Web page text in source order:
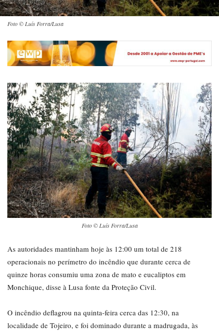
Foto © Luís Forra/Lusa
Foto © Luís Forra/Lusa
As autoridades mantinham hoje às 12:00 um total de 218
operacionais no perímetro do incêndio que durante cerca de
quinze horas consumiu uma zona de mato e eucaliptos em
Monchique, disse à Lusa fonte da Proteção Civil.
O incêndio deflagrou na quinta-feira cerca das 12:30, na
localidade de Tojeiro, e foi dominado durante a madrugada, às